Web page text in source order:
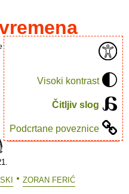
Visoki kontrast
Čitljiv slog
Podcrtane poveznice
puno knjiga.
ZORAN FERIĆ